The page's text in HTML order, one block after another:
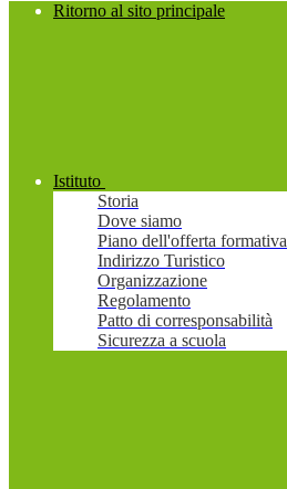
Ritorno al sito principale
Istituto
Storia
Dove siamo
Piano dell'offerta formativa
Indirizzo Turistico
Organizzazione
Regolamento
Patto di corresponsabilità
Sicurezza a scuola